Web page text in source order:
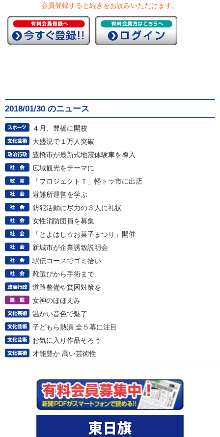
会員登録すると続きをお読みいただけます。
2018/01/30 のニュース
４月、豊橋に開校
大盛況で１万人突破
豊橋市が最新式地震体験車を導入
広域観光をテーマに
「プロジェクトＴ」軽トラ市に出店
避難所運営を学ぶ
防犯活動に尽力の３人に礼状
女性消防団員を募集
「とよはし☆お菓子まつり」開催
新城市が企業誘致説明会
駅伝コースでゴミ拾い
靴選びから手術まで
道路整備や貧困対策を
女神のほほえみ
温かい音色で魅了
子どもら熱演 全５幕に注目
お気に入り作品そろう
才能豊か 高い芸術性